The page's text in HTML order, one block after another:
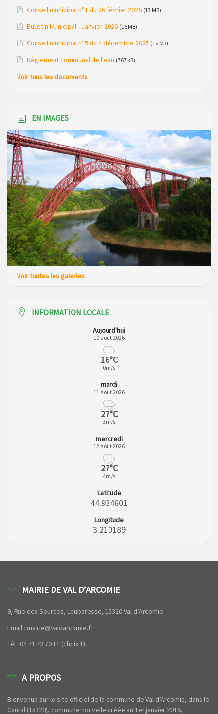
Campagne de collecte des plastiques agricoles le 22 avril
2026
déchets ménagers
Conseil municipal n°1 du 26 février 2026 (13 MB)
Bulletin Municipal - Janvier 2026 (16 MB)
Conseil municipal n°5 du 4 décembre 2025 (16 MB)
Règlement communal de l'eau (767 kB)
Voir tous les documents
EN IMAGES
Voir toutes les galeries
INFORMATION LOCALE
Aujourd'hui
10 août 2026
16°C
0m/s
mardi
11 août 2026
27°C
3m/s
mercredi
12 août 2026
27°C
4m/s
Latitude
44.934601
Longitude
3.210189
MAIRIE DE VAL D’ARCOMIE
9, Rue des Sources, Loubaresse, 15320 Val d’Arcomie
Email : mairie@valdarcomie.fr
Tél : 04 71 73 70 11 (choix 1)
A PROPOS
Bienvenue sur le site officiel de la commune de Val d’Arcomie, dans le
Cantal (15320), commune nouvelle créée au 1er janvier 2016,